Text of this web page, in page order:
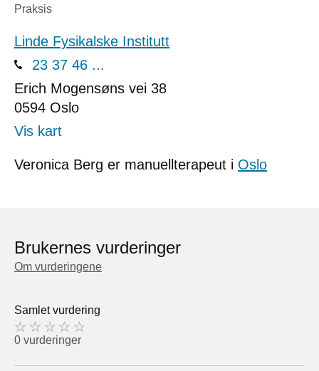
Praksis
Linde Fysikalske Institutt
23 37 46 ...
Erich Mogensøns vei 38
0594 Oslo
Vis kart
Veronica Berg er manuellterapeut i Oslo
Brukernes vurderinger
Om vurderingene
Samlet vurdering
0 vurderinger